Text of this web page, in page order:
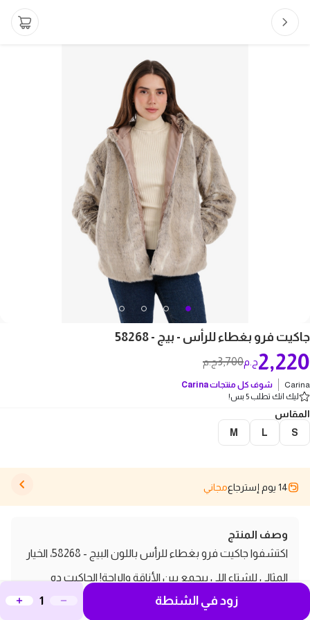
جاكيت فرو بغطاء للرأس - بيج - 58268
3,700ج.م 2,220ج.م
Carina شوف كل منتجاتCarina
ليك انك تطلب 5 بس!
المقاس
S
L
M
14 يوم إسترجاع مجاني
وصف المنتج
اكتشفوا جاكيت فرو بغطاء للرأس باللون البيج - 58268، الخيار
المثالي للشتاء اللي بيجمع بين الأناقة والراحة! الجاكيت ده
مصنوع من خامات عالية الجودة عشان يضمنلكم الدفء في
زود في الشنطة